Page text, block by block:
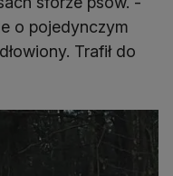
o pojedynczym
Trafił do